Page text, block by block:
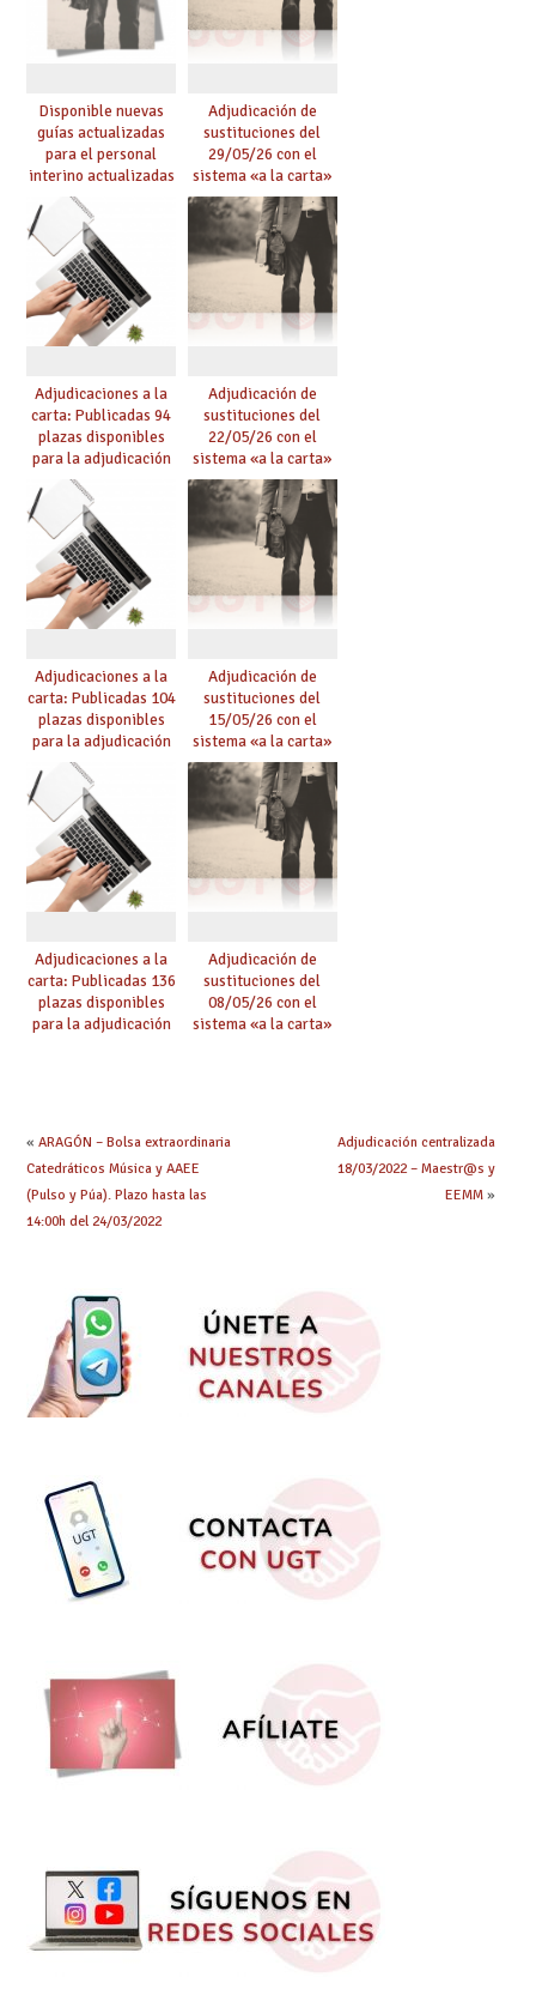
Disponible nuevas
guías actualizadas
para el personal
interino actualizadas
para el curso 26/27
Adjudicación de
sustituciones del
29/05/26 con el
sistema «a la carta»
conseguido con el
Acuerdo de Mejoras
Adjudicaciones a la
carta: Publicadas 94
plazas disponibles
para la adjudicación
de mañana y abierto
plazo de solicitudes
Adjudicación de
sustituciones del
22/05/26 con el
sistema «a la carta»
conseguido con el
Acuerdo de Mejoras
Adjudicaciones a la
carta: Publicadas 104
plazas disponibles
para la adjudicación
de mañana y abierto
plazo de solicitudes
Adjudicación de
sustituciones del
15/05/26 con el
sistema «a la carta»
conseguido con el
Acuerdo de Mejoras
Adjudicaciones a la
carta: Publicadas 136
plazas disponibles
para la adjudicación
Adjudicación de
sustituciones del
08/05/26 con el
sistema «a la carta»
« ARAGÓN – Bolsa extraordinaria
Catedráticos Música y AAEE
(Pulso y Púa). Plazo hasta las
14:00h del 24/03/2022
Adjudicación centralizada
18/03/2022 – Maestr@s y
EEMM»